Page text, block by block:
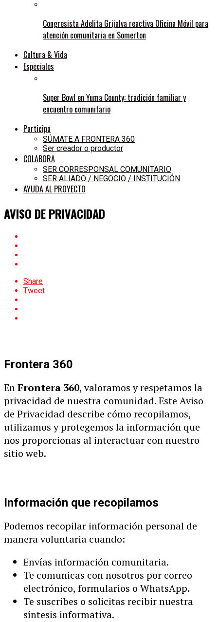
Congresista Adelita Grijalva reactiva Oficina Móvil para
atención comunitaria en Somerton
Cultura & Vida
Especiales
Super Bowl en Yuma County: tradición familiar y
encuentro comunitario
Participa
SÚMATE A FRONTERA 360
Ser creador o productor
COLABORA
SER CORRESPONSAL COMUNITARIO
SER ALIADO / NEGOCIO / INSTITUCIÓN
AYUDA AL PROYECTO
AVISO DE PRIVACIDAD
Share
Tweet
Frontera 360
EnFrontera 360, valoramos y respetamos la
privacidad de nuestra comunidad. Este Aviso
de Privacidad describe cómo recopilamos,
utilizamos y protegemos la información que
nos proporcionas al interactuar con nuestro
sitio web.
Información que recopilamos
Podemos recopilar información personal de
manera voluntaria cuando:
Envías información comunitaria.
Te comunicas con nosotros por correo
electrónico, formularios o WhatsApp.
Te suscribes o solicitas recibir nuestra
síntesis informativa.